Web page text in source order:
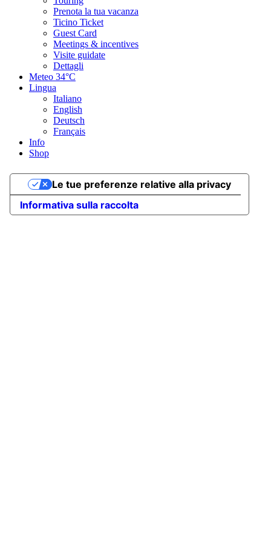
Prenota la tua vacanza
Ticino Ticket
Guest Card
Meetings & incentives
Visite guidate
Dettagli
Meteo 34°C
Lingua
Italiano
English
Deutsch
Français
Info
Shop
Informativa sulla raccolta
Le tue preferenze relative alla privacy